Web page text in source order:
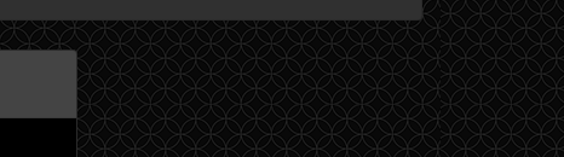
21 марта 2014
14 марта 2014
6 марта 2014
27 февраля 2014